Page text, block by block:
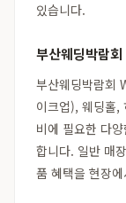
있습니다.
부산웨딩박람
부산웨딩박람회
이크업), 웨딩홀,
비에 필요한 다
합니다. 일반 매
품 혜택을 현장